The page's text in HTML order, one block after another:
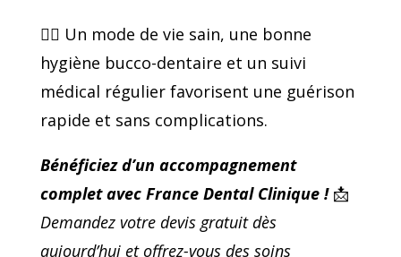
🧘‍♂️ Un mode de vie sain, une bonne
hygiène bucco-dentaire et un suivi
médical régulier favorisent une guérison
rapide et sans complications.
Bénéficiez d’un accompagnement
complet avec France Dental Clinique ! 📩
Demandez votre devis gratuit dès
aujourd’hui et offrez-vous des soins